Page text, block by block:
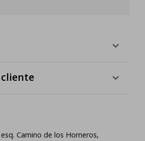
Camino de los Horneros,